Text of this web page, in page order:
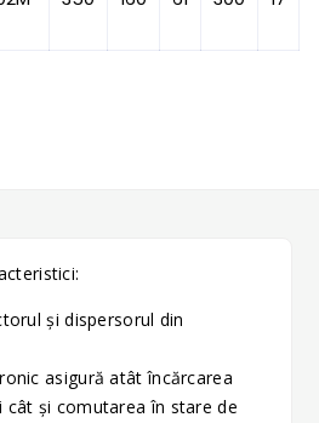
şi dispersorul din
asigură atât încărcarea
cât şi comutarea în stare de